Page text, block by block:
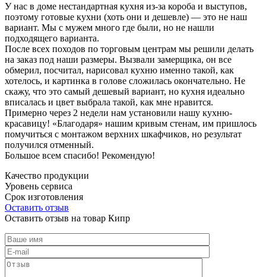
У нас в доме нестандартная кухня из-за короба и выступов,
поэтому готовые кухни (хоть они и дешевле) — это не наш
вариант. Мы с мужем много где были, но не нашли
подходящего варианта.
После всех походов по торговым центрам мы решили делать
на заказ под наши размеры. Вызвали замерщика, он все
обмерил, посчитал, нарисовал кухню именно такой, как
хотелось, и картинка в голове сложилась окончательно. Не
скажу, что это самый дешевый вариант, но кухня идеально
вписалась и цвет выбрала такой, как мне нравится.
Примерно через 2 недели нам установили нашу кухню-
красавицу! «Благодаря» нашим кривым стенам, им пришлось
помучиться с монтажом верхних шкафчиков, но результат
получился отменный.
Большое всем спасибо! Рекомендую!
Качество продукции
Уровень сервиса
Срок изготовления
Оставить отзыв
Оставить отзыв на товар Кипр